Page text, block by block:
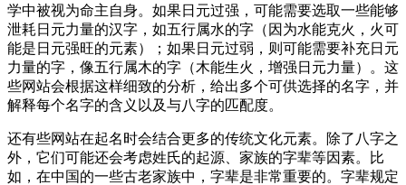
学中被视为命主自身。如果日元过强，可能需要选取一些能够
泄耗日元力量的汉字，如五行属水的字（因为水能克火，火可
能是日元强旺的元素）；如果日元过弱，则可能需要补充日元
力量的字，像五行属木的字（木能生火，增强日元力量）。这
些网站会根据这样细致的分析，给出多个可供选择的名字，并
解释每个名字的含义以及与八字的匹配度。
还有些网站在起名时会结合更多的传统文化元素。除了八字之
外，它们可能还会考虑姓氏的起源、家族的字辈等因素。比
如，在中国的一些古老家族中，字辈是非常重要的。字辈规定